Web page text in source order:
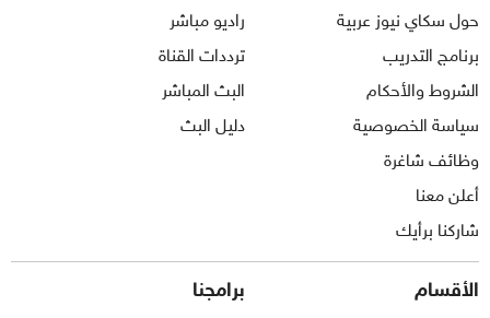
حول سكاي نيوز عربية
برنامج التدريب
الشروط والأحكام
سياسة الخصوصية
وظائف شاغرة
أعلن معنا
شاركنا برأيك
راديو مباشر
ترددات القناة
البث المباشر
دليل البث
الأقسام برامجنا